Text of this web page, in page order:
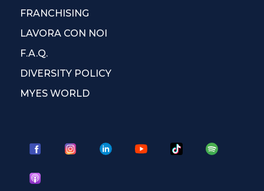
FRANCHISING
LAVORA CON NOI
F.A.Q.
DIVERSITY POLICY
MYES WORLD